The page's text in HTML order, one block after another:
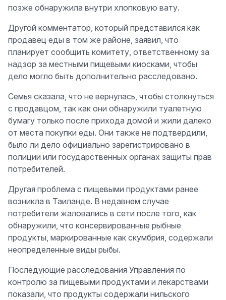
позже обнаружила внутри хлопковую вату.
Другой комментатор, который представился как
продавец еды в том же районе, заявил, что
планирует сообщить комитету, ответственному за
надзор за местными пищевыми киосками, чтобы
дело могло быть дополнительно расследовано.
Семья сказала, что не вернулась, чтобы столкнуться
с продавцом, так как они обнаружили туалетную
бумагу только после прихода домой и жили далеко
от места покупки еды. Они также не подтвердили,
было ли дело официально зарегистрировано в
полиции или государственных органах защиты прав
потребителей.
Другая проблема с пищевыми продуктами ранее
возникла в Таиланде. В недавнем случае
потребители жаловались в сети после того, как
обнаружили, что консервированные рыбные
продукты, маркированные как скумбрия, содержали
неопределенные виды рыбы.
Последующие расследования Управления по
контролю за пищевыми продуктами и лекарствами
показали, что продукты содержали нильского